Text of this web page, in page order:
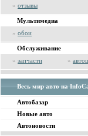
» отзывы
Мультимедиа
» обои
Обслуживание
» запчасти »
Весь мир авто на
Автобазар
Новые авто
Автоновости